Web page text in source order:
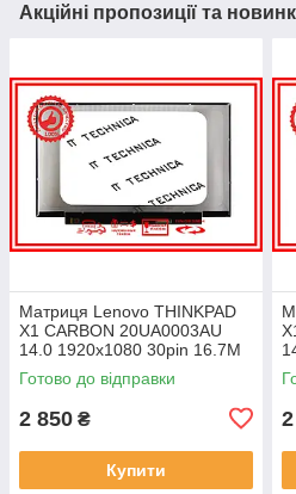
Акційні пропозиції та
Матриця Lenovo THINKPAD
X1 CARBON 20UA0003AU
14.0 1920x1080 30pin 16.7M
45% NTSC 300 cd/m² для
ноутбука
Готово до відправки
2 850 ₴
Купити